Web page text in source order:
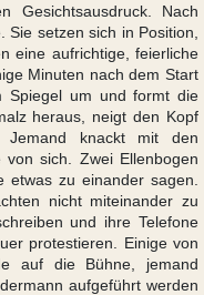
Gesichtsausdruck. Nach
setzen sich in Position,
eine aufrichtige, feierliche
Minuten nach dem Start
Spiegel um und formt die
heraus, neigt den Kopf
knackt mit den
sich. Zwei Ellenbogen
etwas zu einander sagen.
nicht miteinander zu
und ihre Telefone
protestieren. Einige von
auf die Bühne, jemand
aufgeführt werden